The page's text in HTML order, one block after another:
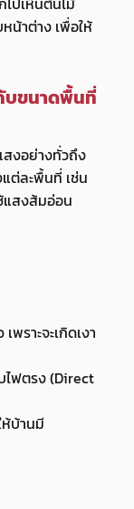
น้าต่าง เพื่อให้
บขนาดพื้นที่
สงอย่างทั่วถึง
ต่ละพื้นที่ เช่น
แสงส้มอ่อน
ราะจะเกิดเงา
ไฟตรง (Direct
บ้านมี